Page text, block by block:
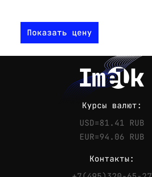
Показать цену
Курсы валют:
USD=81.41 RUB
EUR=94.06 RUB
Контакты: